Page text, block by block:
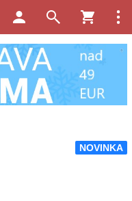
NOVINKA